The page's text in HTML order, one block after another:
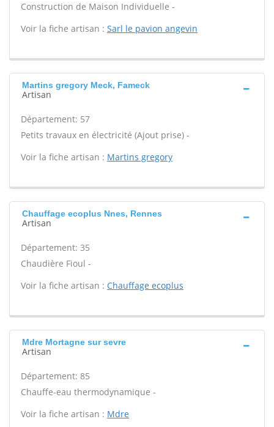
Construction de Maison Individuelle -
Voir la fiche artisan : Sarl le pavion angevin
Martins gregory Meck, Fameck
Artisan
Département: 57
Petits travaux en électricité (Ajout prise) -
Voir la fiche artisan : Martins gregory
Chauffage ecoplus Nnes, Rennes
Artisan
Département: 35
Chaudière Fioul -
Voir la fiche artisan : Chauffage ecoplus
Mdre Mortagne sur sevre
Artisan
Département: 85
Chauffe-eau thermodynamique -
Voir la fiche artisan : Mdre